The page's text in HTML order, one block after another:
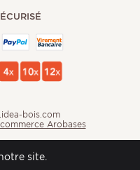
bois.com
Arobases
site.